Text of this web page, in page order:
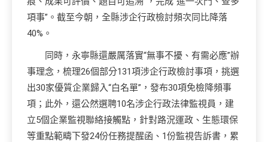
項事”。截至今朝，全縣涉企行政檢討頻次同比降落
40%。
同時，永寧縣還嚴厲落實“無事不擾、有需必應”辦
事理念，梳理26個部分131項涉企行政檢討事項，挑選
出30家優質企業歸入“白名單”，發布30項免檢降頻事
項；此外，還公然選聘10名涉企行政法律監視員，建
立5個企業監視聯絡接觸點，針對路況運政、生態環保
等重點範疇下發24份任務提醒函、1份監視告訴書，累